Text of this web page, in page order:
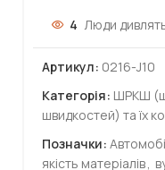
4 Люди
Артикул: 0216-J10
Категорія: ШРКШ
швидкостей) та їх
Позначки:
якість матеріалів,